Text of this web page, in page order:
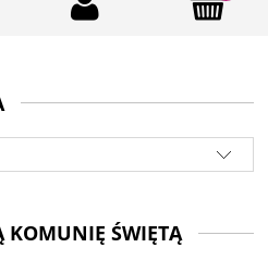
KOMUNIĘ ŚWIĘTĄ